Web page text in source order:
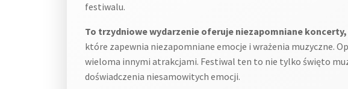
festiwalu.
To trzydniowe wydarzenie oferuje niezapomniane
które zapewnia niezapomniane emocje i wrażenia muzyczne.
wieloma innymi atrakcjami. Festiwal ten to nie tylko święto
doświadczenia niesamowitych emocji.